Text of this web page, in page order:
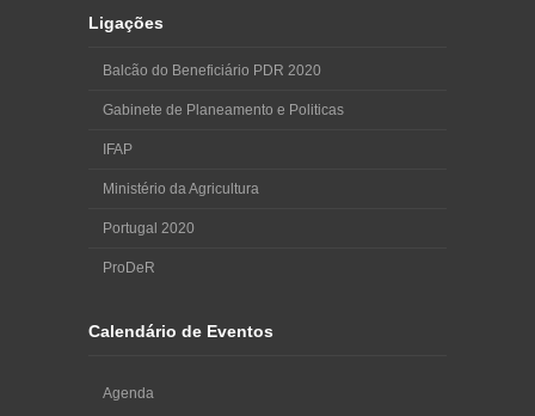
Ligações
Balcão do Beneficiário PDR 2020
Gabinete de Planeamento e Politicas
IFAP
Ministério da Agricultura
Portugal 2020
ProDeR
Calendário de Eventos
Agenda